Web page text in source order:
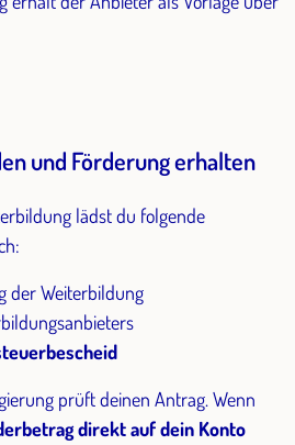
und Förderung erhalten
lädst du folgende
der Weiterbildung
prüft deinen Antrag. Wenn
direkt auf dein Konto